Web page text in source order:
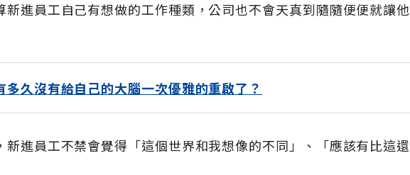
新進員工自己有想做的工作種類，公司也不會天真到隨隨便便就讓他
久沒有給自己的大腦一次優雅的重啟了？
新進員工不禁會覺得「這個世界和我想像的不同」、「應該有比這還